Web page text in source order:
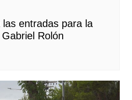
entradas para la
Rolón